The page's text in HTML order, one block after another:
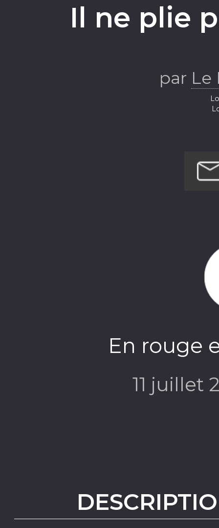
Il ne plie
par Le
En rouge
11 juillet